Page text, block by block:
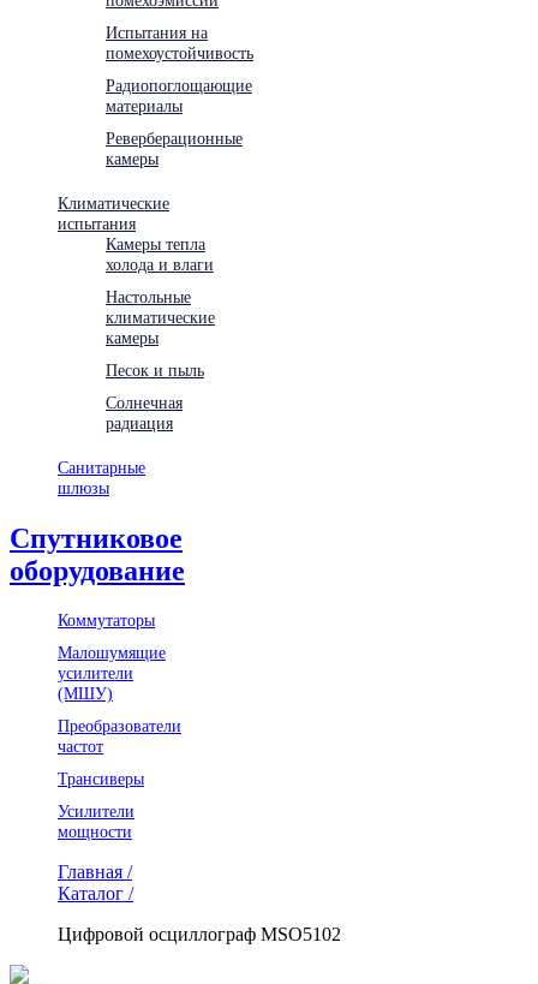
Испытания на
помехоустойчивость
Радиопоглощающие
материалы
Реверберационные
камеры
Климатические
испытания
Камеры тепла
холода и влаги
Настольные
климатические
камеры
Песок и пыль
Солнечная
радиация
Санитарные
шлюзы
Спутниковое
оборудование
Коммутаторы
Малошумящие
усилители
(МШУ)
Преобразователи
частот
Трансиверы
Усилители
мощности
Главная /
Каталог /
Цифровой осциллограф MSO5102